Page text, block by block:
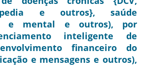
e outros}, saúde
e mental e outros), por
inteligente de
financeiro do
e mensagens e outros),